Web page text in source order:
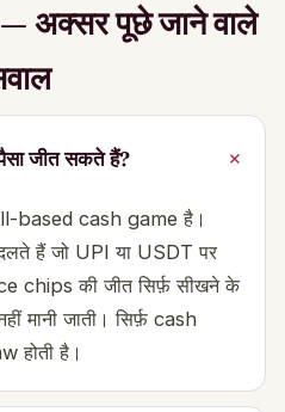
पूछे जाने वाले
जीत सकते हैं?
based cash game है।
हैं जो UPI या USDT पर
chips की जीत सिर्फ़ सीखने के
मानी जाती। सिर्फ़ cash
होती है।